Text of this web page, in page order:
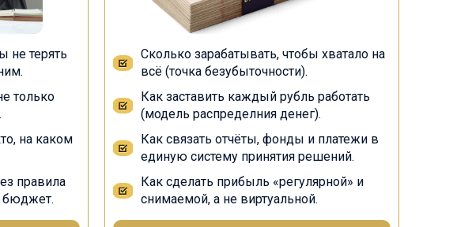
не терять
только
на каком
правила
бюджет.
Сколько зарабатывать, чтобы хватало на
всё (точка безубыточности).
Как заставить каждый рубль работать
(модель распределния денег).
Как связать отчёты, фонды и платежи в
единую систему принятия решений.
Как сделать прибыль «регулярной» и
снимаемой, а не виртуальной.